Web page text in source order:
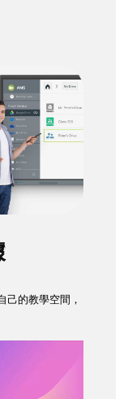
己的教學空間，